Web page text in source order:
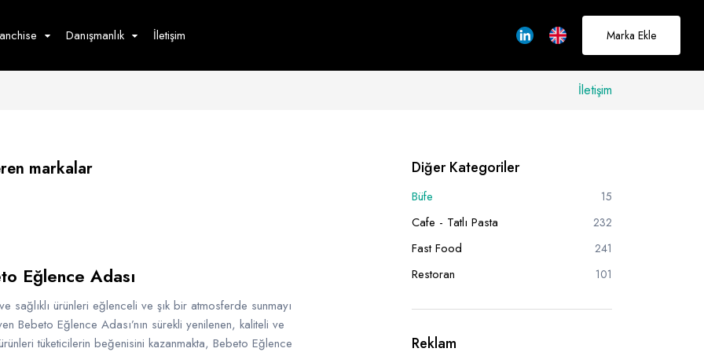
Hayallerinizi
dönüştürmek için
Danışmanlık İletişim Marka Ekle
İletişim
markalar
Eğlence Adası
sağlıklı ürünleri eğlenceli ve şık bir atmosferde sunmayı
Bebeto Eğlence Adası’nın sürekli yenilenen, kaliteli ve
tüketicilerin beğenisini kazanmakta, Bebeto Eğlence
Diğer Kategoriler
Büfe 15
Cafe - Tatlı Pasta 232
Fast Food 241
Restoran 101
Reklam